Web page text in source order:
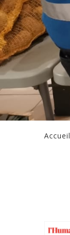
Accueil